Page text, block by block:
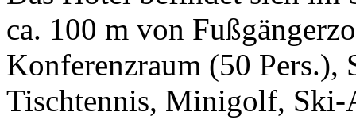
ca. 100 m von
Konferenzraum (50 Pers.),
Tischtennis, Minigolf, Ski-